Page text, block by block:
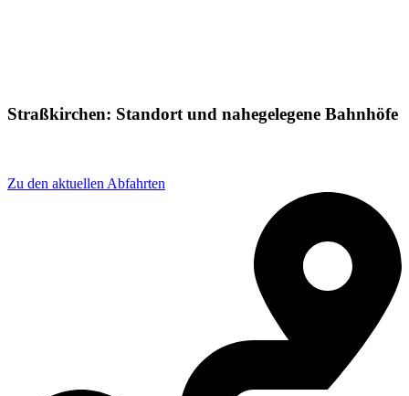
Straßkirchen: Standort und nahegelegene Bahnhöfe
Zu den aktuellen Abfahrten